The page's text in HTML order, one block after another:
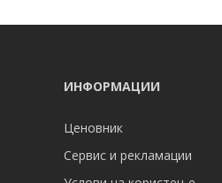
ИНФОРМАЦИИ
Ценовник
Сервис и рекламации